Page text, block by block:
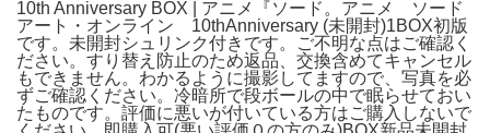
10th Anniversary BOX | アニメ『ソード。アニメ ソード
アート・オンライン 10thAnniversary (未開封)1BOX初版
です。未開封シュリンク付きです。ご不明な点はご確認く
ださい。すり替え防止のため返品、交換含めてキャンセル
もできません。わかるように撮影してますので、写真を必
ずご確認ください。冷暗所で段ボールの中で眠らせておい
たものです。評価に悪いが付いている方はご購入しないで